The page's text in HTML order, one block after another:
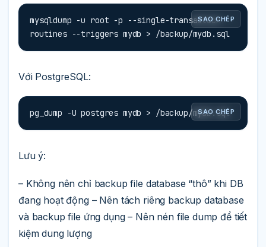
SAO CHÉP
mysqldump -u root -p --single-transaction --
routines --triggers mydb > /backup/mydb.sql
Với PostgreSQL:
SAO CHÉP
pg_dump -U postgres mydb > /backup/mydb.sql
Lưu ý:
– Không nên chỉ backup file database “thô” khi DB
đang hoạt động – Nên tách riêng backup database
và backup file ứng dụng – Nên nén file dump để tiết
kiệm dung lượng